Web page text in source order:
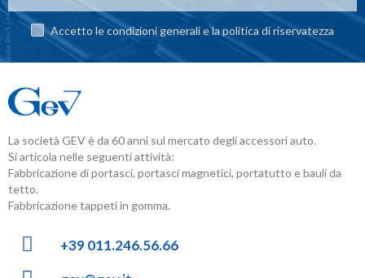
Accetto le condizioni generali e la politica di riservatezza
La società GEV è da 60 anni sul mercato degli accessori auto.
Si articola nelle seguenti attività:
Fabbricazione di portasci, portasci magnetici, portatutto e bauli da
tetto.
Fabbricazione tappeti in gomma.
+39 011.246.56.66